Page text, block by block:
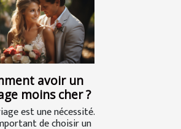
avoir un
moins cher ?
est une nécessité.
de choisir un